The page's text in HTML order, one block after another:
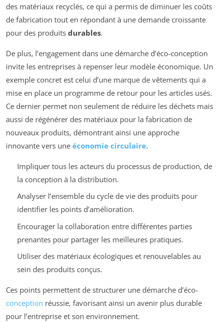
des matériaux recyclés, ce qui a permis de diminuer les coûts
de fabrication tout en répondant à une demande croissante
pour des produits durables.
De plus, l’engagement dans une démarche d’éco-conception
invite les entreprises à repenser leur modèle économique. Un
exemple concret est celui d’une marque de vêtements qui a
mise en place un programme de retour pour les articles usés.
Ce dernier permet non seulement de réduire les déchets mais
aussi de régénérer des matériaux pour la fabrication de
nouveaux produits, démontrant ainsi une approche
innovante vers une économie circulaire.
Impliquer tous les acteurs du processus de production, de
la conception à la distribution.
Analyser l’ensemble du cycle de vie des produits pour
identifier les points d’amélioration.
Encourager la collaboration entre différentes parties
prenantes pour partager les meilleures pratiques.
Utiliser des matériaux écologiques et renouvelables au
sein des produits conçus.
Ces points permettent de structurer une démarche d’éco-
conception réussie, favorisant ainsi un avenir plus durable
pour l’entreprise et son environnement.